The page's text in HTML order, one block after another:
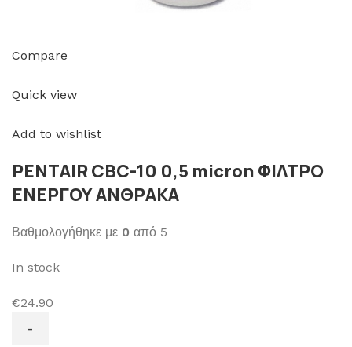
Compare
Quick view
Add to wishlist
PENTAIR CBC-10 0,5 micron ΦΙΛΤΡΟ
ΕΝΕΡΓΟΥ ΑΝΘΡΑΚΑ
Βαθμολογήθηκε με 0 από 5
In stock
€24.90